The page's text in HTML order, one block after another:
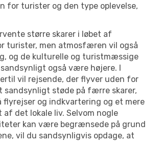
for turister og den type oplevelse,
større skarer i løbet af
turister, men atmosfæren vil også
og de kulturelle og turistmæssige
også være højere. I
vil rejsende, der flyver uden for
sandsynligt støde på færre skarer,
flyrejser og indkvartering og et mere
det lokale liv. Selvom nogle
kan være begrænsede på grund
vil du sandsynligvis opdage, at